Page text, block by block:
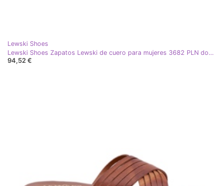
Lewski Shoes
Lewski Shoes Zapatos Lewski de cuero para mujeres 3682 PLN dorado
94,52 €